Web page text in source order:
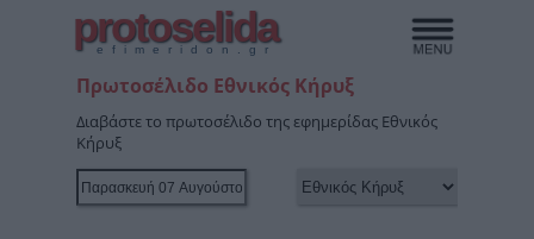
protoselida
efimeridon.gr
Πρωτοσέλιδο Εθνικός Κήρυξ
Διαβάστε το πρωτοσέλιδο της εφημερίδας Εθνικός
Κήρυξ